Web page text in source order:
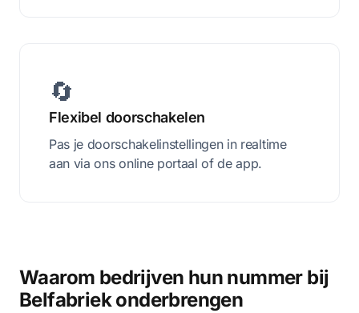
🔄
Flexibel doorschakelen
Pas je doorschakelinstellingen in realtime
aan via ons online portaal of de app.
Waarom bedrijven hun nummer bij
Belfabriek onderbrengen